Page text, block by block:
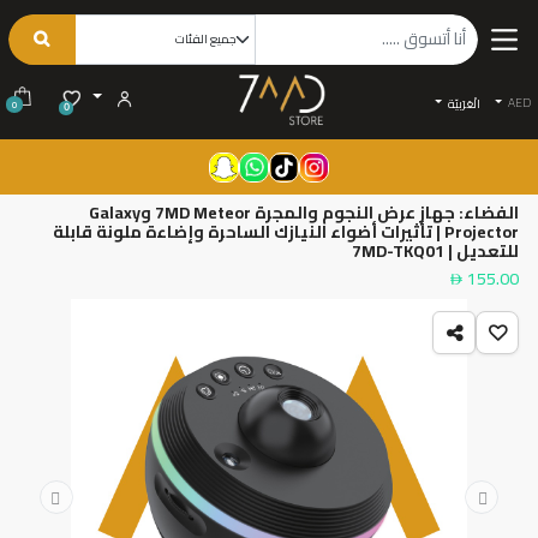
AED الْعَرَبيّة 0
0
الفضاء: جهاز عرض النجوم والمجرة 7MD Meteor وGalaxy
Projector | تأثيرات أضواء النيازك الساحرة وإضاءة ملونة قابلة
للتعديل | 7MD-TKQ01
155.00